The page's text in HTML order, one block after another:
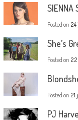
SIENNA
Posted on
She’s
Posted on
Posted on
PJ